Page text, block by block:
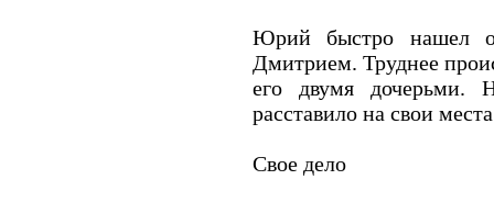
Юрий быстро нашел
Дмитрием. Труднее
его двумя дочерьми.
расставило на свои
Свое дело